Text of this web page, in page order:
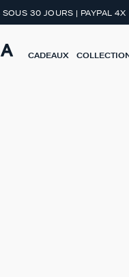
30 JOURS | PAYPAL 4X
CADEAUX